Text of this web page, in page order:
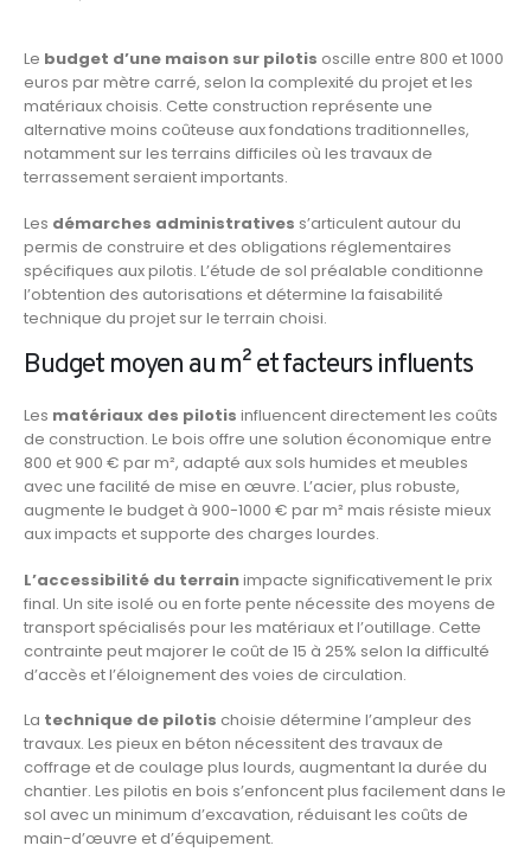
Le budget d’une maison sur pilotis oscille entre 800 et 1000
euros par mètre carré, selon la complexité du projet et les
matériaux choisis. Cette construction représente une
alternative moins coûteuse aux fondations traditionnelles,
notamment sur les terrains difficiles où les travaux de
terrassement seraient importants.
Les démarches administratives s’articulent autour du
permis de construire et des obligations réglementaires
spécifiques aux pilotis. L’étude de sol préalable conditionne
l’obtention des autorisations et détermine la faisabilité
technique du projet sur le terrain choisi.
Budget moyen au m² et facteurs influents
Les matériaux des pilotis influencent directement les coûts
de construction. Le bois offre une solution économique entre
800 et 900 € par m², adapté aux sols humides et meubles
avec une facilité de mise en œuvre. L’acier, plus robuste,
augmente le budget à 900-1000 € par m² mais résiste mieux
aux impacts et supporte des charges lourdes.
L’accessibilité du terrainimpacte significativement le prix
final. Un site isolé ou en forte pente nécessite des moyens de
transport spécialisés pour les matériaux et l’outillage. Cette
contrainte peut majorer le coût de 15 à 25% selon la difficulté
d’accès et l’éloignement des voies de circulation.
La technique de pilotis choisie détermine l’ampleur des
travaux. Les pieux en béton nécessitent des travaux de
coffrage et de coulage plus lourds, augmentant la durée du
chantier. Les pilotis en bois s’enfoncent plus facilement dans le
sol avec un minimum d’excavation, réduisant les coûts de
main-d’œuvre et d’équipement.